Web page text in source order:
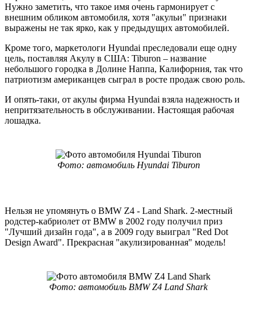
Нужно заметить, что такое имя очень гармонирует с
внешним обликом автомобиля, хотя "акульи" признаки
выражены не так ярко, как у предыдущих автомобилей.
Кроме того, маркетологи Hyundai преследовали еще одну
цель, поставляя Акулу в США: Tiburon – название
небольшого городка в Долине Наппа, Калифорния, так что
патриотизм американцев сыграл в росте продаж свою роль.
И опять-таки, от акулы фирма Hyundai взяла надежность и
непритязательность в обслуживании. Настоящая рабочая
лошадка.
Фото: автомобиль Hyundai Tiburon
Нельзя не упомянуть о BMW Z4 - Land Shark. 2-местный
родстер-кабриолет от BMW в 2002 году получил приз
"Лучший дизайн года", а в 2009 году выиграл "Red Dot
Design Award". Прекрасная "акулизированная" модель!
Фото: автомобиль BMW Z4 Land Shark